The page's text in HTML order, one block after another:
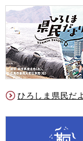
ひろしま県民だ